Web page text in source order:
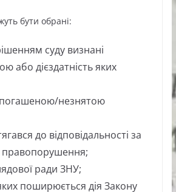
бути обрані:
суду визнані
або дієздатність яких
незнятою
до відповідальності за
правопорушення;
ради ЗНУ;
поширюється дія Закону